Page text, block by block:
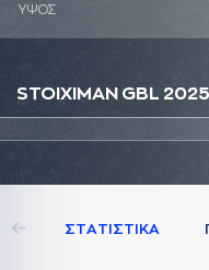
ΥΨΟΣ
STOIXIMAN GBL
ΣΤAΤΙΣΤΙΚA